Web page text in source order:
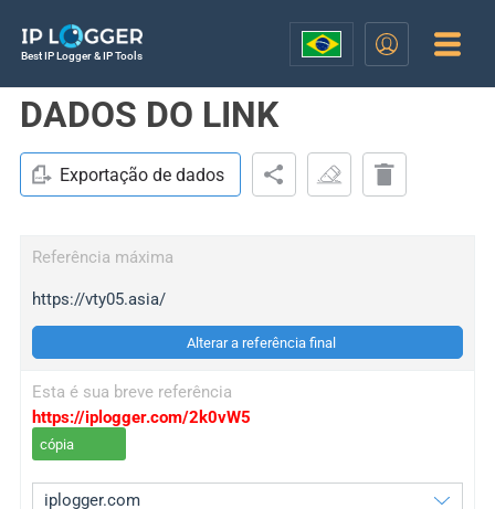
Best IP Logger & IP Tools
DADOS DO LINK
Exportação de dados
Referência máxima
https://vty05.asia/
Alterar a referência final
Esta é sua breve referência
https://iplogger.com/2k0vW5
cópia